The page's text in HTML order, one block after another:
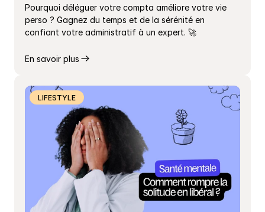
Pourquoi déléguer votre compta améliore votre vie
perso ? Gagnez du temps et de la sérénité en
confiant votre administratif à un expert. 🚀
En savoir plus
LIFESTYLE